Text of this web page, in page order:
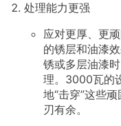
处理能力更强
应对更厚、更
的锈层和油漆
锈或多层油漆
理。3000瓦的
地“击穿”这些
刃有余。